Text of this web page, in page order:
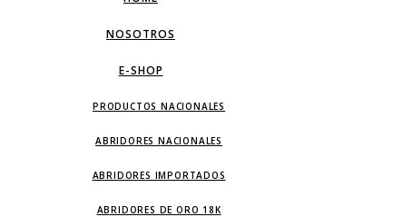
NOSOTROS
E-SHOP
PRODUCTOS NACIONALES
ABRIDORES NACIONALES
ABRIDORES IMPORTADOS
ABRIDORES DE ORO 18K